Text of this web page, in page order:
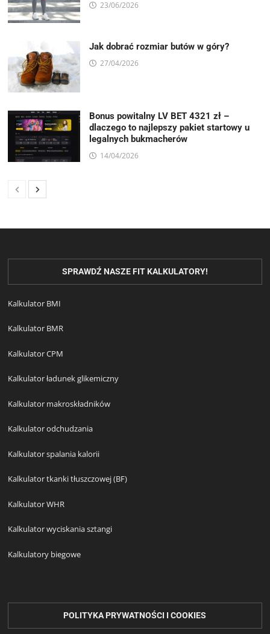
23/06/2026
Jak dobrać rozmiar butów w góry?
27/04/2026
Bonus powitalny LV BET 4321 zł –
dlaczego to najlepszy pakiet startowy u
legalnych bukmacherów
14/04/2026
SPRAWDŹ NASZE FIT KALKULATORY!
Kalkulator BMI
Kalkulator BMR
Kalkulator CPM
Kalkulator ładunek glikemiczny
Kalkulator makroskładników
Kalkulator odchudzania
Kalkulator spalania kalorii
Kalkulator tkanki tłuszczowej (BF)
Kalkulator WHR
Kalkulator wyciskania sztangi
Kalkulatory biegowe
POLITYKA PRYWATNOŚCI I COOKIES